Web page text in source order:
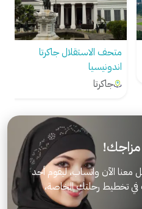
متحف الاستقلال جاكرتا
اندونيسيا
جاكرتا
معنا الآن واتساب، ليقوم أحد
تخطيط رحلتك الخاصة،